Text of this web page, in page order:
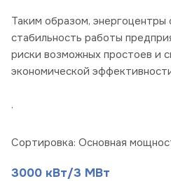
Таким образом, энергоцентры
стабильность работы
риски возможных простоев и
экономической
.
Сортировка: Основная
3000 кВт/3 МВт